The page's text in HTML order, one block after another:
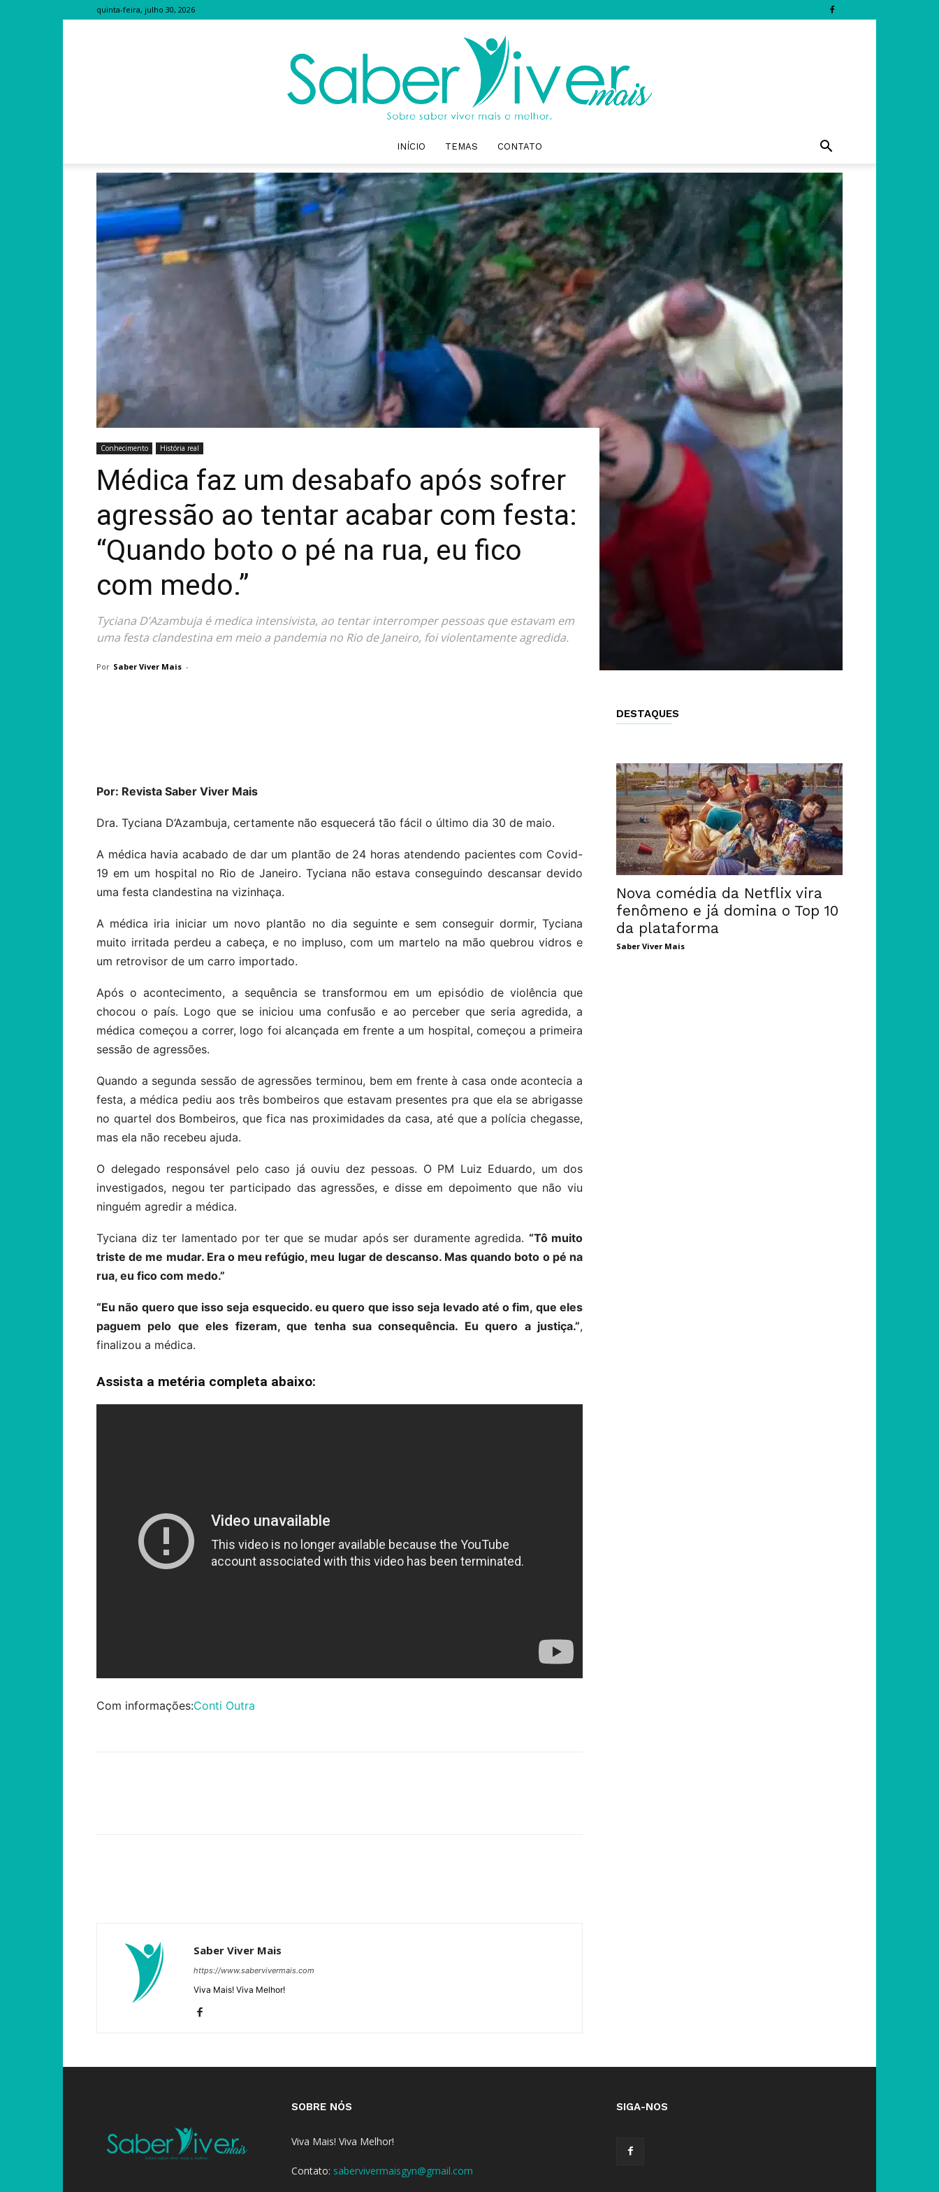
quinta-feira, julho 30, 2026
Saber
Viver
Mais
INÍCIO TEMAS CONTATO
Conhecimento História real
Médica faz um desabafo após sofrer
agressão ao tentar acabar com festa:
“Quando boto o pé na rua, eu fico
com medo.”
Tyciana D’Azambuja é medica intensivista, ao tentar interromper pessoas que estavam em
uma festa clandestina em meio a pandemia no Rio de Janeiro, foi violentamente agredida.
Por Saber Viver Mais -
Por: Revista Saber Viver Mais
Dra. Tyciana D’Azambuja, certamente não esquecerá tão fácil o último dia 30 de maio.
A médica havia acabado de dar um plantão de 24 horas atendendo pacientes com Covid-
19 em um hospital no Rio de Janeiro. Tyciana não estava conseguindo descansar devido
uma festa clandestina na vizinhaça.
A médica iria iniciar um novo plantão no dia seguinte e sem conseguir dormir, Tyciana
muito irritada perdeu a cabeça, e no impluso, com um martelo na mão quebrou vidros e
um retrovisor de um carro importado.
Após o acontecimento, a sequência se transformou em um episódio de violência que
chocou o país. Logo que se iniciou uma confusão e ao perceber que seria agredida, a
médica começou a correr, logo foi alcançada em frente a um hospital, começou a primeira
sessão de agressões.
Quando a segunda sessão de agressões terminou, bem em frente à casa onde acontecia a
festa, a médica pediu aos três bombeiros que estavam presentes pra que ela se abrigasse
no quartel dos Bombeiros, que fica nas proximidades da casa, até que a polícia chegasse,
mas ela não recebeu ajuda.
O delegado responsável pelo caso já ouviu dez pessoas. O PM Luiz Eduardo, um dos
investigados, negou ter participado das agressões, e disse em depoimento que não viu
ninguém agredir a médica.
Tyciana diz ter lamentado por ter que se mudar após ser duramente agredida. “Tô muito
triste de me mudar. Era o meu refúgio, meu lugar de descanso. Mas quando boto o pé na
rua, eu fico com medo.”
“Eu não quero que isso seja esquecido. eu quero que isso seja levado até o fim, que eles
paguem pelo que eles fizeram, que tenha sua consequência. Eu quero a justiça.”,
finalizou a médica.
Assista a metéria completa abaixo:
Com informações:Conti Outra
Saber Viver Mais
https://www.sabervivermais.com
Viva Mais! Viva Melhor!
DESTAQUES
Nova comédia da Netflix vira
fenômeno e já domina o Top 10
da plataforma
Saber Viver Mais
SOBRE NÓS
Viva Mais! Viva Melhor!
Contato: sabervivermaisgyn@gmail.com
SIGA-NOS